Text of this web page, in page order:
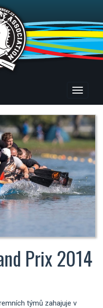
Menu
Prix 2014
týmů zahajuje v